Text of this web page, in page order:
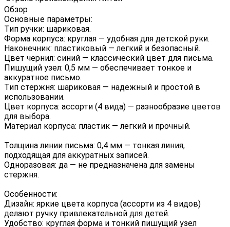
Обзор
Основные параметры:
Тип ручки: шариковая.
Форма корпуса: круглая — удобная для детской руки.
Наконечник: пластиковый — легкий и безопасный.
Цвет чернил: синий — классический цвет для письма.
Пишущий узел: 0,5 мм — обеспечивает тонкое и
аккуратное письмо.
Тип стержня: шариковая — надежный и простой в
использовании.
Цвет корпуса: ассорти (4 вида) — разнообразие цветов
для выбора.
Материал корпуса: пластик — легкий и прочный.
Толщина линии письма: 0,4 мм — тонкая линия,
подходящая для аккуратных записей.
Одноразовая: да — не предназначена для замены
стержня.
Особенности:
Дизайн: яркие цвета корпуса (ассорти из 4 видов)
делают ручку привлекательной для детей.
Удобство: круглая форма и тонкий пишущий узел